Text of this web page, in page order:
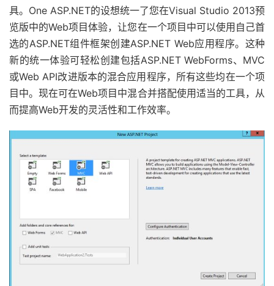
具。One ASP.NET的设想统一了您在Visual Studio 2013预
览版中的Web项目体验，让您在一个项目中可以使用自己首
选的ASP.NET组件框架创建ASP.NET Web应用程序。这种
新的统一体验可轻松创建包括ASP.NET WebForms、MVC
或Web API改进版本的混合应用程序，所有这些均在一个项
目中。现在可在Web项目中混合并搭配使用适当的工具，从
而提高Web开发的灵活性和工作效率。